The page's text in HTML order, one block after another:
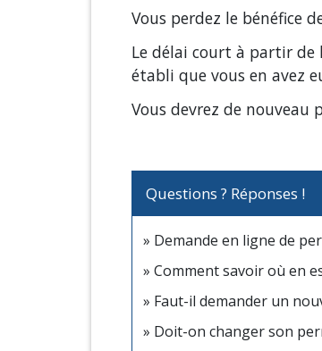
Vous perdez le bénéfice
Le délai court à partir
établi que vous en avez
Vous devrez de nouveau
Questions ? Réponses !
Demande en ligne de
Comment savoir où en
Faut-il demander un
Doit-on changer son